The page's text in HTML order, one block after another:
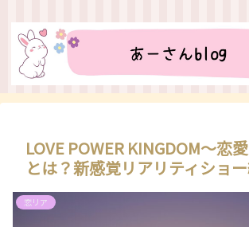
LOVE POWER KINGDOM〜恋
とは？新感覚リアリティショ
恋リア